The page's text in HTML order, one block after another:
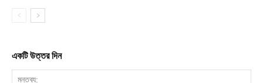
একটি উত্তর দিন